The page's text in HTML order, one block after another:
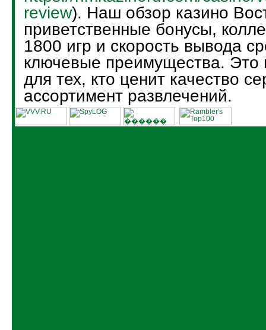
review). Наш обзор казино
приветственные бонусы,
1800 игр и скорость вывода
ключевые преимущества.
для тех, кто ценит качество
ассортимент развлечений.